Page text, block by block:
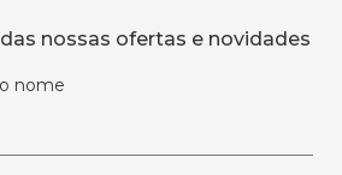
nossas ofertas e novidades
nome